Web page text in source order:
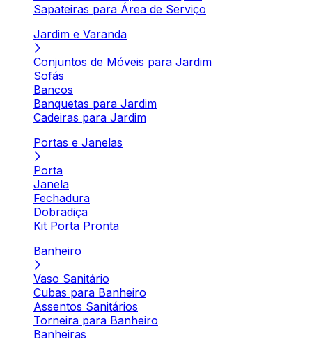
Sapateiras para Área de Serviço
Jardim e Varanda
Conjuntos de Móveis para Jardim
Sofás
Bancos
Banquetas para Jardim
Cadeiras para Jardim
Portas e Janelas
Porta
Janela
Fechadura
Dobradiça
Kit Porta Pronta
Banheiro
Vaso Sanitário
Cubas para Banheiro
Assentos Sanitários
Torneira para Banheiro
Banheiras